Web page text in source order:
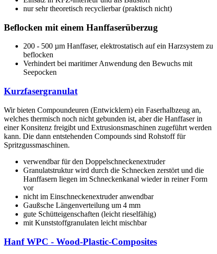
nur sehr theoretisch recyclierbar (praktisch nicht)
Beflocken mit einem Hanffaserüberzug
200 - 500 µm Hanffaser, elektrostatisch auf ein Harzsystem zu
beflocken
Verhindert bei maritimer Anwendung den Bewuchs mit
Seepocken
Kurzfasergranulat
Wir bieten Compoundeuren (Entwicklern) ein Faserhalbzeug an,
welches thermisch noch nicht gebunden ist, aber die Hanffaser in
einer Konsitenz freigibt und Extrusionsmaschinen zugeführt werden
kann. Die dann entstehenden Compounds sind Rohstoff für
Spritzgussmaschinen.
verwendbar für den Doppelschneckenextruder
Granulatstruktur wird durch die Schnecken zerstört und die
Hanffasern liegen im Schneckenkanal wieder in reiner Form
vor
nicht im Einschneckenextruder anwendbar
Gaußsche Längenverteilung um 4 mm
gute Schütteigenschaften (leicht rieselfähig)
mit Kunststoffgranulaten leicht mischbar
Hanf WPC - Wood-Plastic-Composites